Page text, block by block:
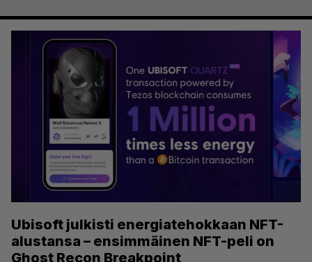
Ubisoft julkisti energiatehokkaan NFT-
alustansa – ensimmäinen NFT-peli on
Ghost Recon Breakpoint